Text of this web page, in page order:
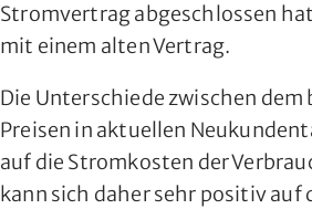
Stromvertrag abgeschlossen
mit einem alten Vertrag.
Die Unterschiede zwischen
Preisen in aktuellen
auf die Stromkosten der
kann sich daher sehr positiv